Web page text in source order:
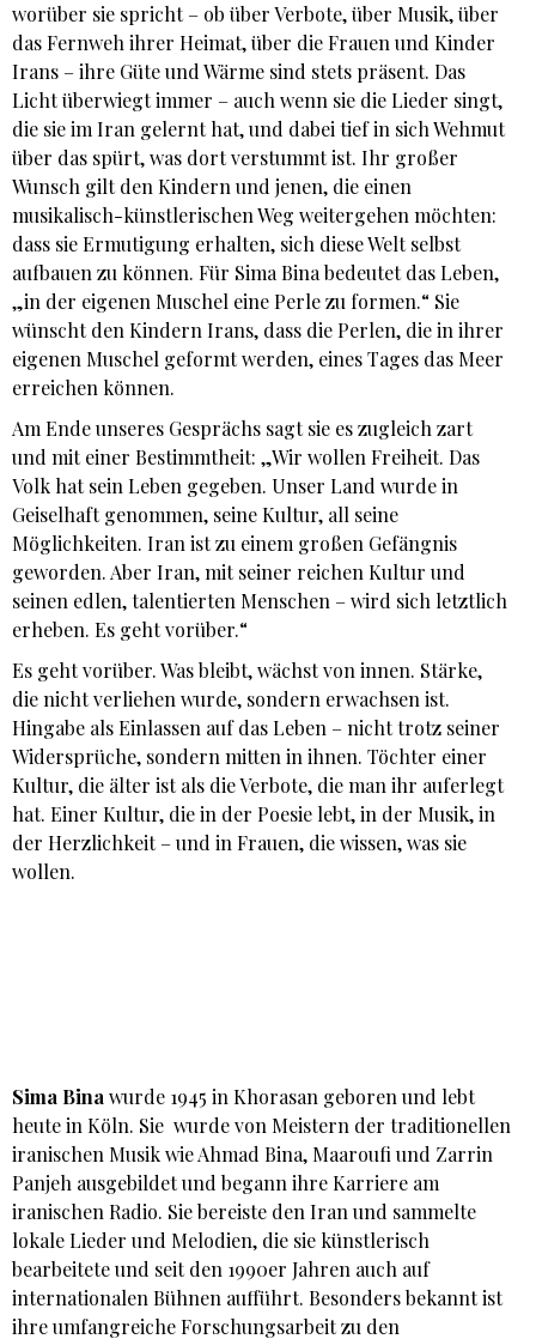
worüber sie spricht – ob über Verbote, über Musik, über
das Fernweh ihrer Heimat, über die Frauen und Kinder
Irans – ihre Güte und Wärme sind stets präsent. Das
Licht überwiegt immer – auch wenn sie die Lieder singt,
die sie im Iran gelernt hat, und dabei tief in sich Wehmut
über das spürt, was dort verstummt ist. Ihr großer
Wunsch gilt den Kindern und jenen, die einen
musikalisch-künstlerischen Weg weitergehen möchten:
dass sie Ermutigung erhalten, sich diese Welt selbst
aufbauen zu können. Für Sima Bina bedeutet das Leben,
„in der eigenen Muschel eine Perle zu formen.“ Sie
wünscht den Kindern Irans, dass die Perlen, die in ihrer
eigenen Muschel geformt werden, eines Tages das Meer
erreichen können.
Am Ende unseres Gesprächs sagt sie es zugleich zart
und mit einer Bestimmtheit: „Wir wollen Freiheit. Das
Volk hat sein Leben gegeben. Unser Land wurde in
Geiselhaft genommen, seine Kultur, all seine
Möglichkeiten. Iran ist zu einem großen Gefängnis
geworden. Aber Iran, mit seiner reichen Kultur und
seinen edlen, talentierten Menschen – wird sich letztlich
erheben. Es geht vorüber.“
Es geht vorüber. Was bleibt, wächst von innen. Stärke,
die nicht verliehen wurde, sondern erwachsen ist.
Hingabe als Einlassen auf das Leben – nicht trotz seiner
Widersprüche, sondern mitten in ihnen. Töchter einer
Kultur, die älter ist als die Verbote, die man ihr auferlegt
hat. Einer Kultur, die in der Poesie lebt, in der Musik, in
der Herzlichkeit – und in Frauen, die wissen, was sie
wollen.
Sima Binawurde 1945 in Khorasan geboren und lebt
heute in Köln. Sie wurde von Meistern der traditionellen
iranischen Musik wie Ahmad Bina, Maaroufi und Zarrin
Panjeh ausgebildet und begann ihre Karriere am
iranischen Radio. Sie bereiste den Iran und sammelte
lokale Lieder und Melodien, die sie künstlerisch
bearbeitete und seit den 1990er Jahren auch auf
internationalen Bühnen aufführt. Besonders bekannt ist
ihre umfangreiche Forschungsarbeit zu den